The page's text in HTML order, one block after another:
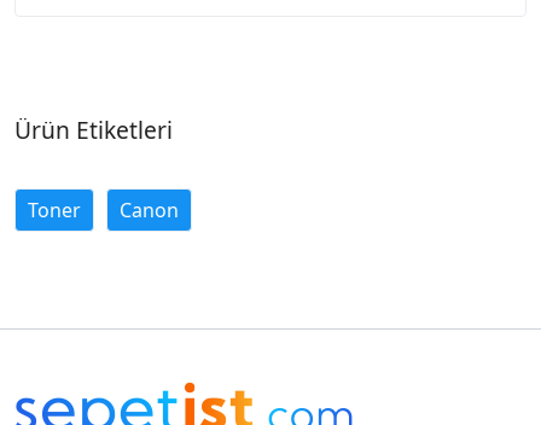
Ürün Etiketleri
Toner Canon